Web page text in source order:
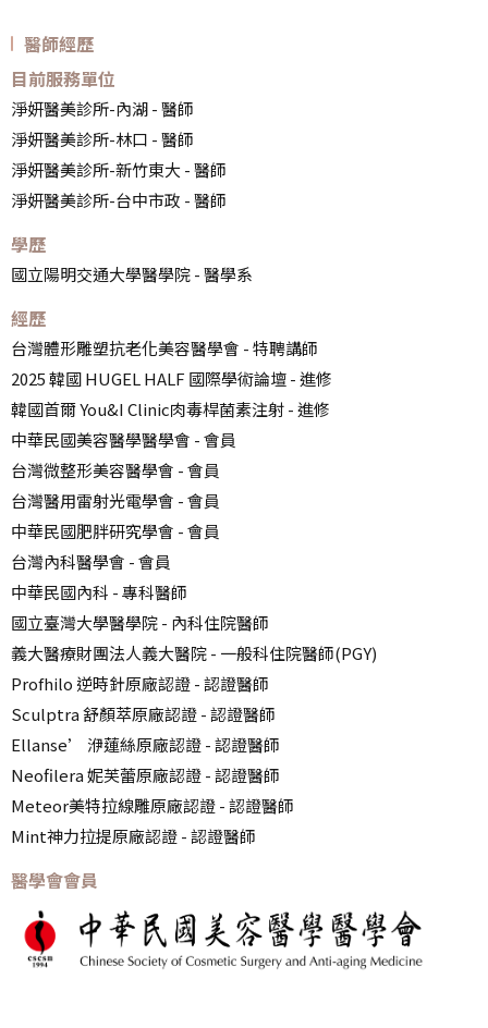
醫師經歷
目前服務單位
淨妍醫美診所-內湖 - 醫師
淨妍醫美診所-林口 - 醫師
淨妍醫美診所-新竹東大 - 醫師
淨妍醫美診所-台中市政 - 醫師
學歷
國立陽明交通大學醫學院 - 醫學系
經歷
台灣體形雕塑抗老化美容醫學會 - 特聘講師
2025 韓國 HUGEL HALF 國際學術論壇 - 進修
韓國首爾 You&I Clinic肉毒桿菌素注射 - 進修
中華民國美容醫學醫學會 - 會員
台灣微整形美容醫學會 - 會員
台灣醫用雷射光電學會 - 會員
中華民國肥胖研究學會 - 會員
台灣內科醫學會 - 會員
中華民國內科 - 專科醫師
國立臺灣大學醫學院 - 內科住院醫師
義大醫療財團法人義大醫院 - 一般科住院醫師(PGY)
Profhilo 逆時針原廠認證 - 認證醫師
Sculptra 舒顏萃原廠認證 - 認證醫師
Ellanse’ 洢蓮絲原廠認證 - 認證醫師
Neofilera 妮芙蕾原廠認證 - 認證醫師
Meteor美特拉線雕原廠認證 - 認證醫師
Mint神力拉提原廠認證 - 認證醫師
醫學會會員